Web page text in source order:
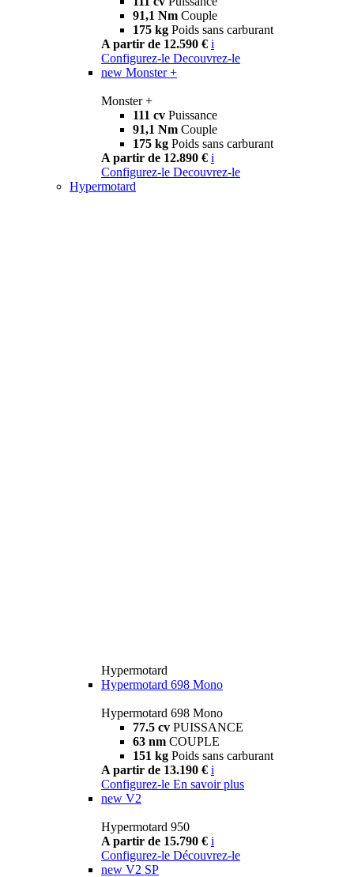
91,1 Nm Couple
175 kg Poids sans carburant
A partir de 12.590 € i
Configurez-le Decouvrez-le
new Monster +
Monster +
111 cv Puissance
91,1 Nm Couple
175 kg Poids sans carburant
A partir de 12.890 € i
Configurez-le Decouvrez-le
Hypermotard
Hypermotard
Hypermotard 698 Mono
Hypermotard 698 Mono
77.5 cv PUISSANCE
63 nm COUPLE
151 kg Poids sans carburant
A partir de 13.190 € i
Configurez-le En savoir plus
new V2
Hypermotard 950
A partir de 15.790 € i
Configurez-le Découvrez-le
new V2 SP